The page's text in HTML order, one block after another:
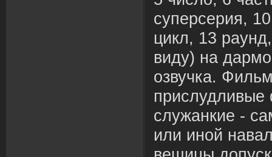
суперсерия,
цикл, 13
виду) на
озвучка.
прислудливые
служанкие -
или иной